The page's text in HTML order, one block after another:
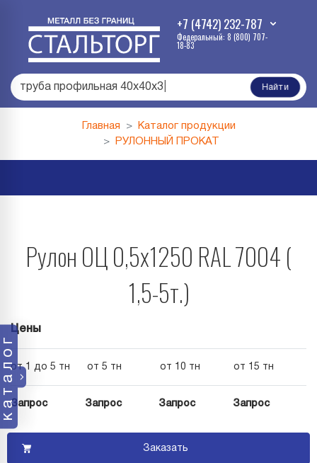
+7 (4742) 232-787
Федеральный: 8 (800) 707-
18-83
труба профильная 40х40х3 Найти
каталог
Главная
Каталог продукции
РУЛОННЫЙ ПРОКАТ
Рулон ОЦ 0,5х1250 RAL 7004 (
1,5-5т.)
Цены
от 1 до 5 тн от 5 тн от 10 тн от 15 тн
Запрос Запрос Запрос Запрос
Заказать